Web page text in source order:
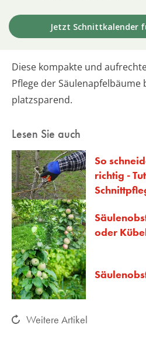
Jetzt Schnittkalender
Diese kompakte und
Pflege der
platzsparend.
Lesen Sie auch
So
richtig -
oder
Weitere Artikel